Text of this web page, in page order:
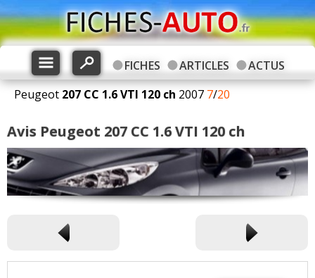
FICHES ARTICLES
ACTUS
Peugeot 207 CC 1.6 VTI 120 ch 2007 7/20
Avis Peugeot 207 CC 1.6 VTI 120 ch